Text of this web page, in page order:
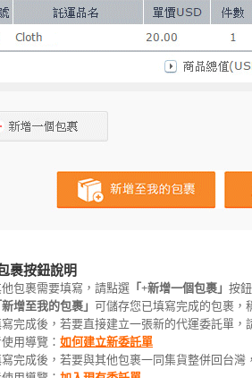
裹按鈕說明
包裹需要填寫，請點選 「 +新增一個包裹」 按鈕
新增至我的包裹」 可儲存您已填寫完成的包裹，
完成後，若要直接建立一張新的代運委託單，
用導覽： 如何建立新委託單
完成後，若要與其他包裹一同集貨整併回台灣